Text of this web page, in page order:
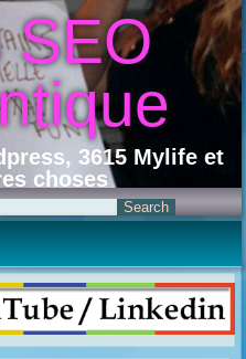
SEO
3615 Mylife et
choses